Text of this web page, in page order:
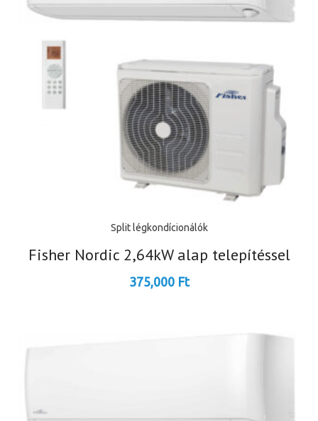
Split légkondícionálók
Fisher Nordic 2,64kW alap telepítéssel
375,000 Ft